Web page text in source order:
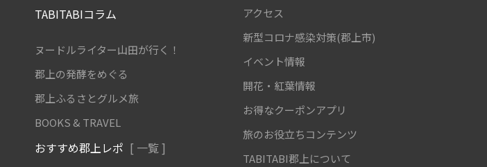
TABITABIコラム
ヌードルライター山田が行く！
郡上の発酵をめぐる
郡上ふるさとグルメ旅
BOOKS & TRAVEL
おすすめ郡上レポ [ 一覧 ]
アクセス
新型コロナ感染対策(郡上市)
イベント情報
開花・紅葉情報
お得なクーポンアプリ
旅のお役立ちコンテンツ
TABITABI郡上について